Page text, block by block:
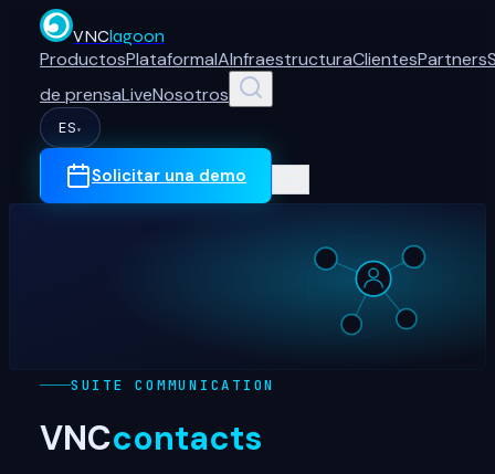
VNClagoon
ProductosPlataformaIAInfraestructuraClientesPartners
de prensaLiveNosotros
ES ▾
Solicitar una demo
SUITE COMMUNICATION
VNCcontacts